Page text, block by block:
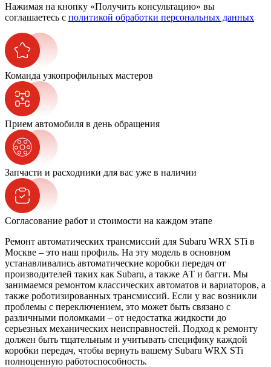
Нажимая на кнопку «Получить консультацию» вы
соглашаетесь с политикой обработки персональных данных
Команда узкопрофильных мастеров
Прием автомобиля в день обращения
Запчасти и расходники для вас уже в наличии
Согласование работ и стоимости на каждом этапе
Ремонт автоматических трансмиссий для Subaru WRX STi в
Москве – это наш профиль. На эту модель в основном
устанавливались автоматические коробки передач от
производителей таких как Subaru, а также АТ и багги. Мы
занимаемся ремонтом классических автоматов и вариаторов, а
также роботизированных трансмиссий. Если у вас возникли
проблемы с переключением, это может быть связано с
различными поломками – от недостатка жидкости до
серьезных механических неисправностей. Подход к ремонту
должен быть тщательным и учитывать специфику каждой
коробки передач, чтобы вернуть вашему Subaru WRX STi
полноценную работоспособность.